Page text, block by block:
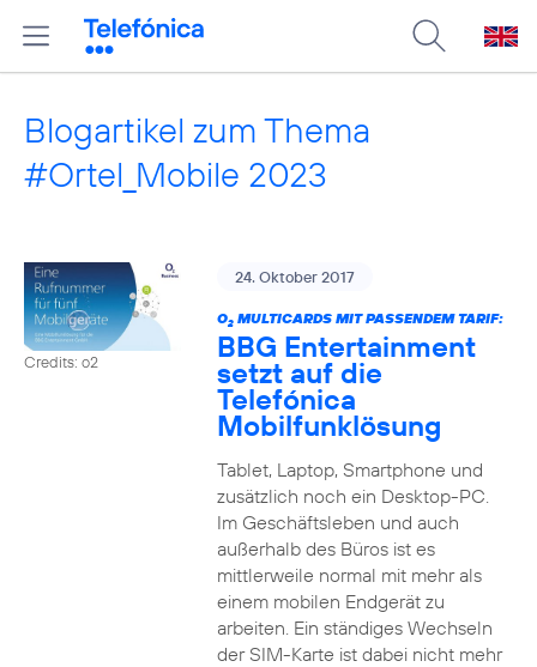
Blogartikel zum Thema
#Ortel_Mobile 2023
Credits: o2
24. Oktober 2017
O2MULTICARDS MIT PASSENDEM TARIF:
BBG Entertainment
setzt auf die
Telefónica
Mobilfunklösung
Tablet, Laptop, Smartphone und
zusätzlich noch ein Desktop-PC.
Im Geschäftsleben und auch
außerhalb des Büros ist es
mittlerweile normal mit mehr als
einem mobilen Endgerät zu
arbeiten. Ein ständiges Wechseln
der SIM-Karte ist dabei nicht mehr